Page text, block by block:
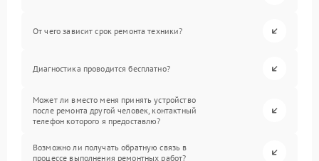
От чего зависит срок ремонта техники?
Диагностика проводится бесплатно?
Может ли вместо меня принять устройство
после ремонта другой человек, контактный
телефон которого я предоставлю?
Возможно ли получать обратную связь в
процессе выполнения ремонтных работ?